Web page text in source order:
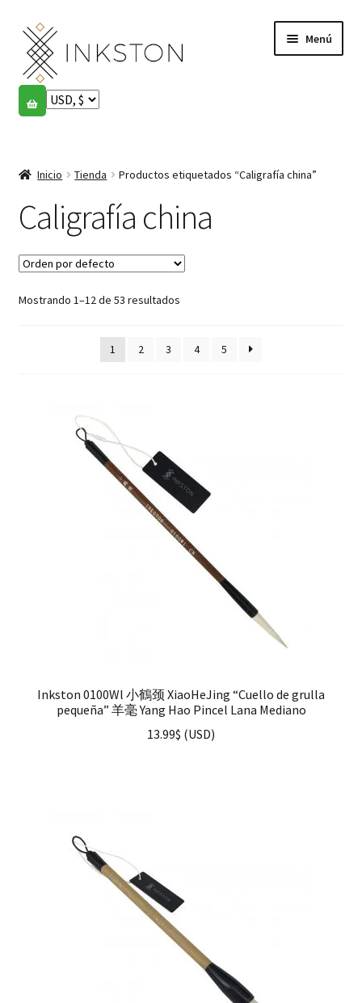
Ir
la
navegación
Ir
al
contenido
Menú
Tienda
English
Español
Français
Comunidad
Inicio Tienda Productos etiquetados “Caligrafía china”
Caligrafía china
Mostrando 1–12 de 53 resultados
1 2 3 4 5
Inkston 0100Wl 小鶴颈 XiaoHeJing “Cuello de grulla
pequeña” 羊毫 Yang Hao Pincel Lana Mediano
13.99$ (USD)